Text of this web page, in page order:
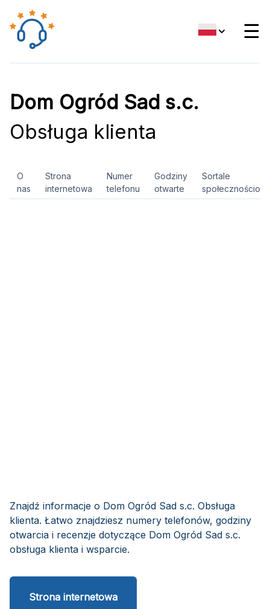
☰
Dom Ogród Sad s.c.
Obsługa klienta
O
nas
Strona
internetowa
Numer
telefonu
Godziny
otwarte
Sortale
Znajdź informacje o Dom Ogród Sad s.c. Obsługa
klienta. Łatwo znajdziesz numery telefonów, godziny
otwarcia i recenzje dotyczące Dom Ogród Sad s.c.
obsługa klienta i wsparcie.
Strona internetowa